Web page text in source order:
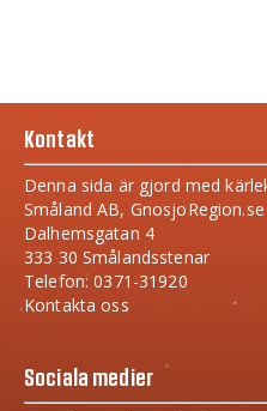
Kontakt
Denna sida är gjord med
Småland AB, GnosjoRegion.se
Dalhemsgatan 4
333 30 Smålandsstenar
Telefon: 0371-31920
Kontakta oss
Sociala medier